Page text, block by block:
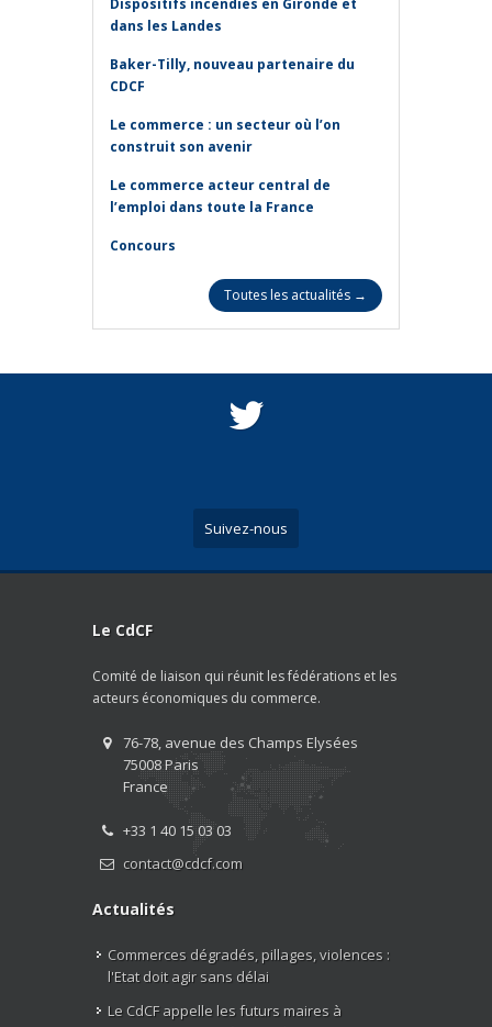
Dispositifs incendies en Gironde et
dans les Landes
Baker-Tilly, nouveau partenaire du
CDCF
Le commerce : un secteur où l’on
construit son avenir
Le commerce acteur central de
l’emploi dans toute la France
Concours
Toutes les actualités →
Suivez-nous
Le CdCF
Comité de liaison qui réunit les fédérations et les
acteurs économiques du commerce.
76-78, avenue des Champs Elysées
75008 Paris
France
+33 1 40 15 03 03
contact@cdcf.com
Actualités
Commerces dégradés, pillages, violences :
l'Etat doit agir sans délai
Le CdCF appelle les futurs maires à